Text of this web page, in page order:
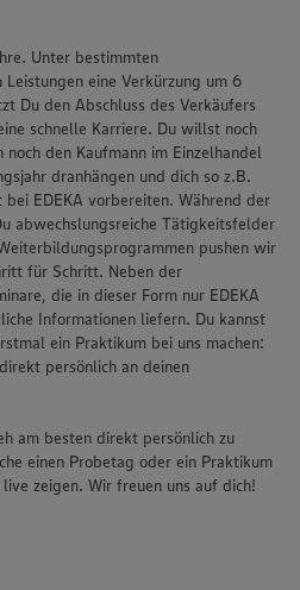
Unter bestimmten
eine Verkürzung um 6
Du den Abschluss des Verkäufers
schnelle Karriere. Du willst noch
noch den Kaufmann im Einzelhandel
dranhängen und dich so z.B.
EDEKA vorbereiten. Während der
abwechslungsreiche Tätigkeitsfelder
pushen wir
für Schritt. Neben der
die in dieser Form nur EDEKA
Informationen liefern. Du kannst
ein Praktikum bei uns machen:
persönlich an deinen
am besten direkt persönlich zu
einen Probetag oder ein Praktikum
zeigen. Wir freuen uns auf dich!